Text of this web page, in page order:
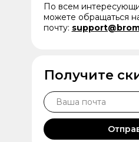
Получите
По всем
можете обращаться
почту: